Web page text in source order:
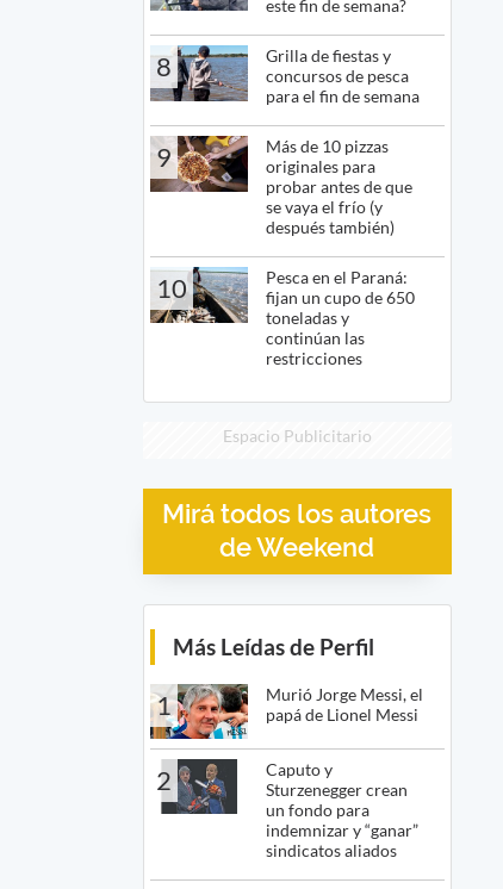
este fin de semana?
8
Grilla de fiestas y
concursos de pesca
para el fin de semana
9
Más de 10 pizzas
originales para
probar antes de que
se vaya el frío (y
después también)
10
Pesca en el Paraná:
fijan un cupo de 650
toneladas y
continúan las
restricciones
Espacio Publicitario
Mirá todos los autores
de Weekend
Más Leídas de Perfil
1
Murió Jorge Messi, el
papá de Lionel Messi
2
Caputo y
Sturzenegger crean
un fondo para
indemnizar y “ganar”
sindicatos aliados